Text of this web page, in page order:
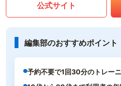
公式サイト
編集部のおすすめポイント
予約不要で1回30分のトレー